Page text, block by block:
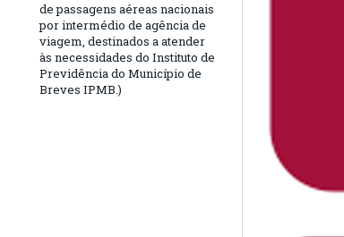
de passagens aéreas nacionais
por intermédio de agência de
viagem, destinados a atender
às necessidades do Instituto de
Previdência do Município de
Breves IPMB.)